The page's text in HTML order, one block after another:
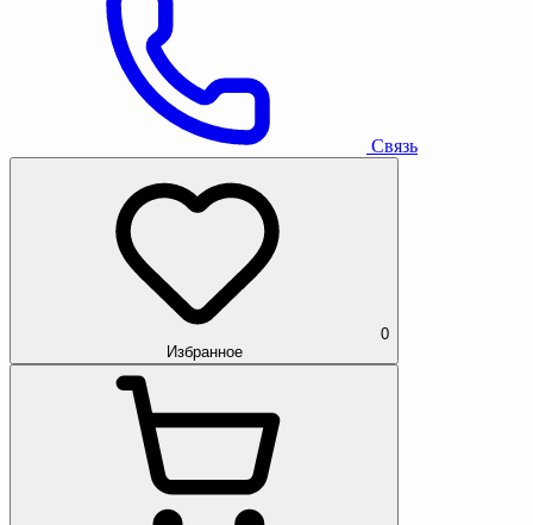
Связь
0
Избранное